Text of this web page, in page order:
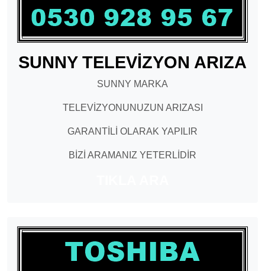
SUNNY TELEVİZYON ARIZA
SUNNY MARKA
TELEVİZYONUNUZUN ARIZASI
GARANTİLİ OLARAK YAPILIR
BİZİ ARAMANIZ YETERLİDİR